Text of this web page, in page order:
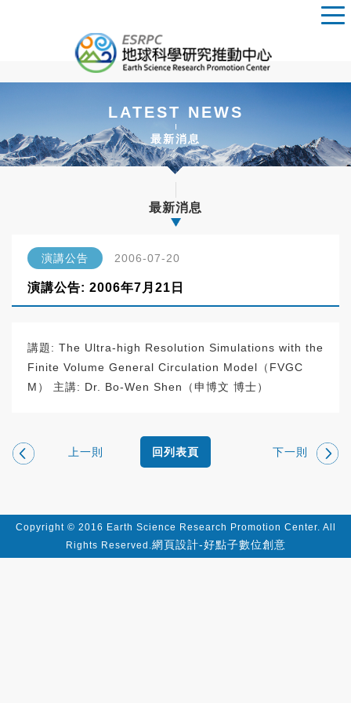
LATEST NEWS
最新消息
最新消息
演講公告 2006-07-20
演講公告: 2006年7月21日
講題: The Ultra-high Resolution Simulations with the
Finite Volume General Circulation Model（FVGC
M） 主講: Dr. Bo-Wen Shen（申博文 博士）
上一則 下一則
回列表頁
Copyright © 2016 Earth Science Research Promotion Center. All
Rights Reserved.網頁設計-好點子數位創意